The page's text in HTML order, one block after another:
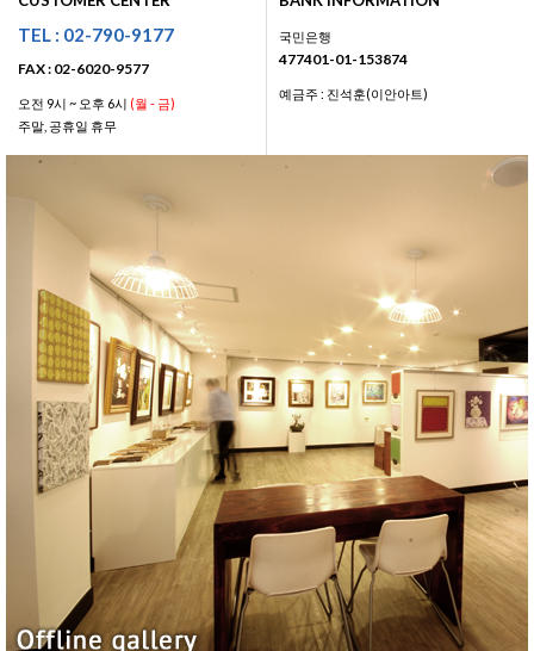
TEL : 02-790-9177
FAX : 02-6020-9577
오전 9시 ~ 오후 6시 (월 - 금)
주말, 공휴일 휴무
국민은행
477401-01-153874
예금주 : 진석훈(이안아트)